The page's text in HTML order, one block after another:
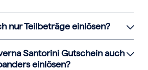
nur Teilbeträge einlösen?
Santorini Gutschein auch
einlösen?